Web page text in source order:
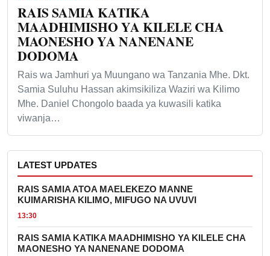
RAIS SAMIA KATIKA
MAADHIMISHO YA KILELE CHA
MAONESHO YA NANENANE
DODOMA
Rais wa Jamhuri ya Muungano wa Tanzania Mhe. Dkt.
Samia Suluhu Hassan akimsikiliza Waziri wa Kilimo
Mhe. Daniel Chongolo baada ya kuwasili katika
viwanja…
LATEST UPDATES
RAIS SAMIA ATOA MAELEKEZO MANNE
KUIMARISHA KILIMO, MIFUGO NA UVUVI
13:30
RAIS SAMIA KATIKA MAADHIMISHO YA KILELE CHA
MAONESHO YA NANENANE DODOMA